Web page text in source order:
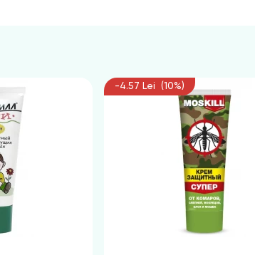
по направлению ветра. Спрей наносится с
10 х 10 см (1 дм²) рекомендуется
щиколоток, голеней, коленей,
-4.57 Lei (10%)